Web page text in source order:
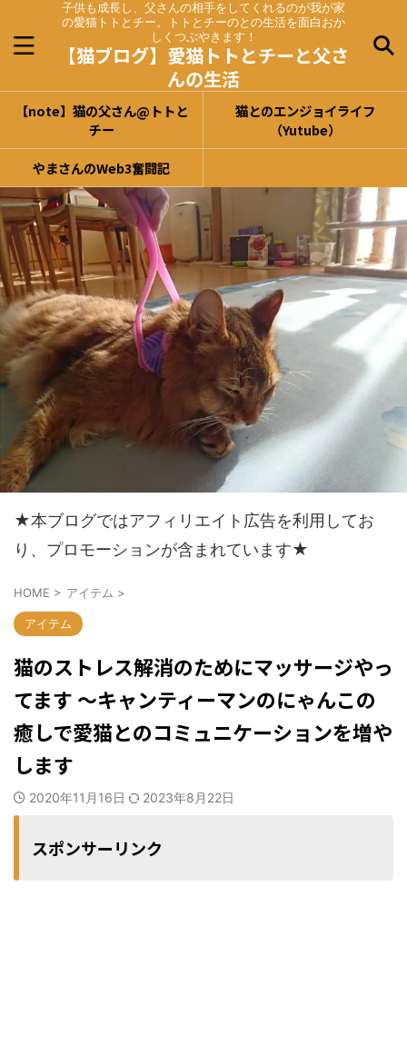
子供も成長し、父さんの相手をしてくれるのが我が家
の愛猫トトとチー。トトとチーのとの生活を面白おか
しくつぶやきます！
【猫ブログ】愛猫トトとチーと父さ
んの生活
【note】猫の父さん@トトと
チー
猫とのエンジョイライフ
（Yutube）
やまさんのWeb3奮闘記
★本ブログではアフィリエイト広告を利用してお
り、プロモーションが含まれています★
HOME > アイテム >
アイテム
猫のストレス解消のためにマッサージやっ
てます ～キャンティーマンのにゃんこの
癒しで愛猫とのコミュニケーションを増や
します
2020年11月16日 2023年8月22日
スポンサーリンク